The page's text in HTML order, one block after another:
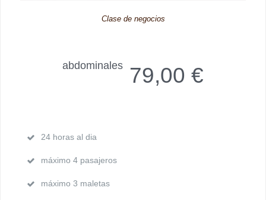
Clase de negocios
abdominales 79,00 €
24 horas al dia
máximo 4 pasajeros
máximo 3 maletas